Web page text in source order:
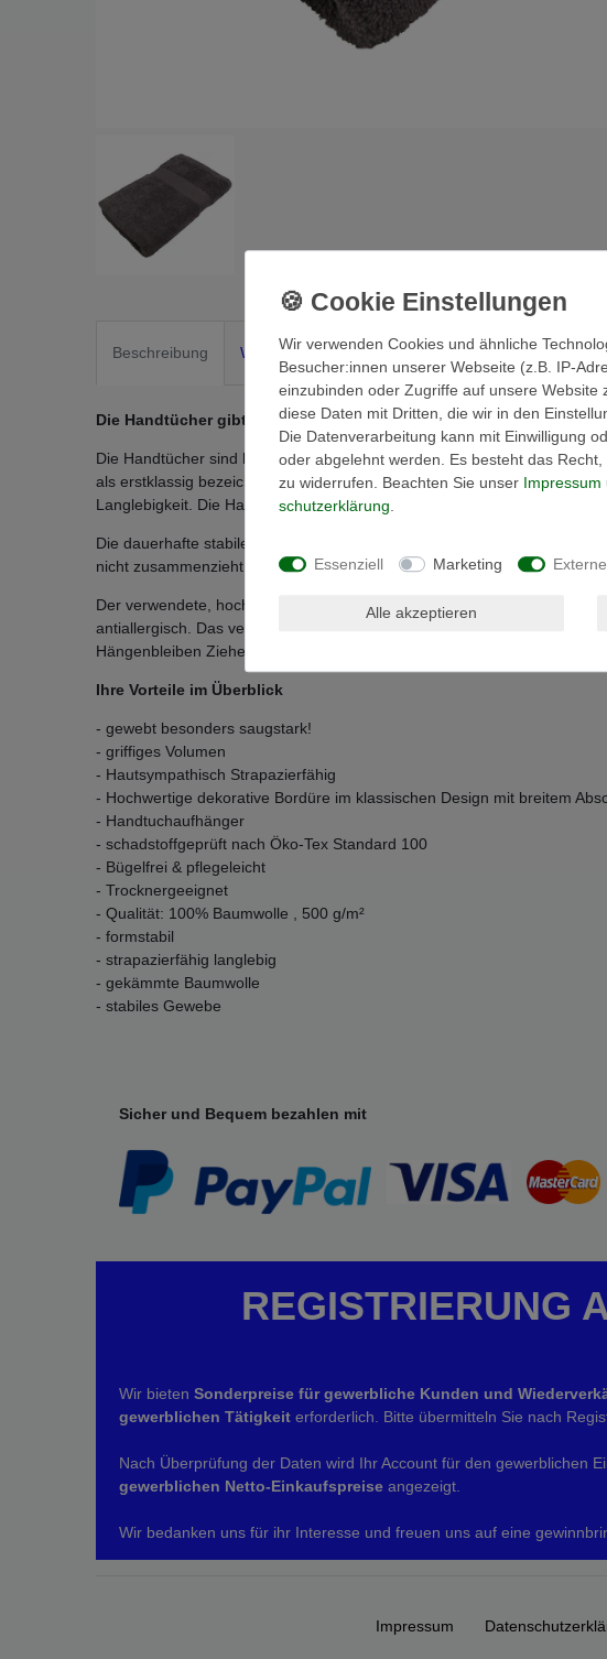
Beschreibung Weitere Details EU-Verantwortlicher
Die Handtücher gibt es in 15 modernen Farben
Die Handtücher sind besonders flauschig saugstark. Da sie auch sehr
als erstklassig bezeichnen – ein Muss für jedes Bad. Die Frottierwäsche
Langlebigkeit. Die Handtücher sind waschbar bis 95 °C (Buntwäsche bis
Die dauerhafte stabile Form zeichnet das Handtuch ebenso aus wie die
nicht zusammenzieht - hohe Strapazierfähigkeit Langlebigkeit steht hier
Der verwendete, hochwertige Naturstoff Baumwolle ist besonders
antiallergisch. Das verarbeitete hochwertige Ringgarn mit kurzem
Hängenbleiben Ziehen von Fäden durch spitze Gegenstände.
Ihre Vorteile im Überblick
- gewebt besonders saugstark!
- griffiges Volumen
- Hautsympathisch Strapazierfähig
- Hochwertige dekorative Bordüre im klassischen Design mit breitem
- Handtuchaufhänger
- schadstoffgeprüft nach Öko-Tex Standard 100
- Bügelfrei & pflegeleicht
- Trocknergeeignet
- Qualität: 100% Baumwolle , 500 g/m²
- formstabil
- strapazierfähig langlebig
- gekämmte Baumwolle
- stabiles Gewebe
Sicher und Bequem bezahlen mit
REGISTRIERUNG
Wir bieten Sonderpreise für gewerbliche Kunden und
gewerblichen Tätigkeit erforderlich. Bitte übermitteln Sie nach
Nach Überprüfung der Daten wird Ihr Account für den gewerblichen
gewerblichen Netto-Einkaufspreise angezeigt.
Wir bedanken uns für ihr Interesse und freuen uns auf eine
Impressum
Wir verwenden Cookies und ähnliche
Besucher:innen unserer Webseite (z.B. IP-
einzubinden oder Zugriffe auf unsere
diese Daten mit Dritten, die wir in den
Die Datenverarbeitung kann mit Einwilligung
oder abgelehnt werden. Es besteht das
zu widerrufen. Beachten Sie unser Impressum
schutz­erklärung.
Essenziell Marketing
Alle akzeptieren